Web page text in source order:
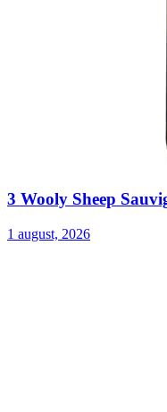
3 Wooly Sheep
1 august, 2026